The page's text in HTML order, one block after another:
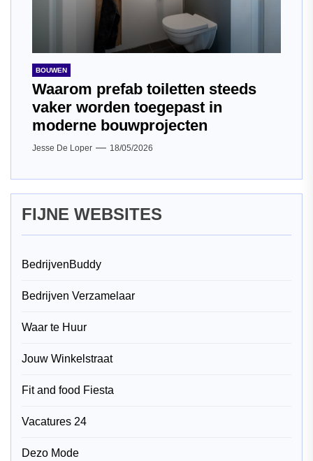
BOUWEN
Waarom prefab toiletten steeds
vaker worden toegepast in
moderne bouwprojecten
Jesse De Loper 18/05/2026
FIJNE WEBSITES
BedrijvenBuddy
Bedrijven Verzamelaar
Waar te Huur
Jouw Winkelstraat
Fit and food Fiesta
Vacatures 24
Dezo Mode